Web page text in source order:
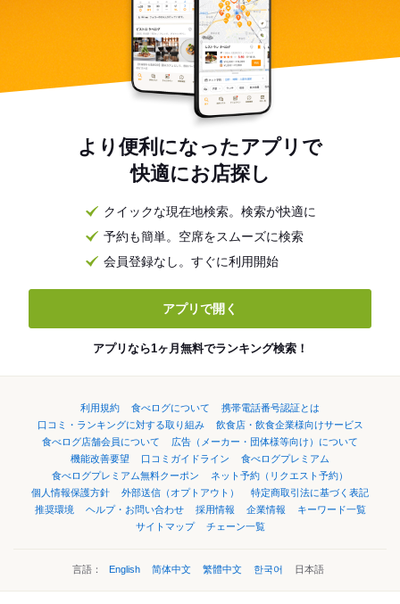
より便利になったアプリで
快適にお店探し
クイックな現在地検索。検索が快適に
予約も簡単。空席をスムーズに検索
会員登録なし。すぐに利用開始
アプリで開く
アプリなら1ヶ月無料でランキング検索！
利用規約 食べログについて
携帯電話番号認証とは
口コミ・ランキングに対する取り組み
飲食店・飲食企業様向けサービス
食べログ店舗会員について
広告（メーカー・団体様等向け）について
機能改善要望
口コミガイドライン
食べログプレミアム
食べログプレミアム無料クーポン
ネット予約（リクエスト予約）
個人情報保護方針
外部送信（オプトアウト）
特定商取引法に基づく表記
推奨環境
ヘルプ・お問い合わせ 採用情報 企業情報
キーワード一覧
サイトマップ
チェーン一覧
言語： English 简体中文 繁體中文 한국어 日本語